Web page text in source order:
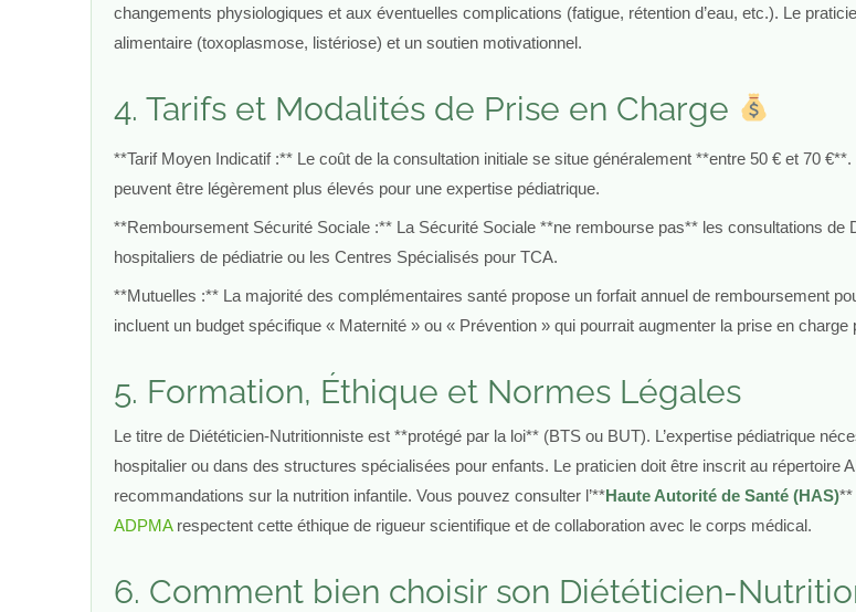
changements physiologiques et aux éventuelles complications (fatigue, rétention d’eau, etc.). Le
alimentaire (toxoplasmose, listériose) et un soutien motivationnel.
4. Tarifs et Modalités de Prise en Charge
**Tarif Moyen Indicatif :** Le coût de la consultation initiale se situe généralement **entre 50 € et 70
peuvent être légèrement plus élevés pour une expertise pédiatrique.
**Remboursement Sécurité Sociale :** La Sécurité Sociale **ne rembourse pas** les consultations
hospitaliers de pédiatrie ou les Centres Spécialisés pour TCA.
**Mutuelles :** La majorité des complémentaires santé propose un forfait annuel de remboursement
incluent un budget spécifique « Maternité » ou « Prévention » qui pourrait augmenter la prise en charge
5. Formation, Éthique et Normes Légales
Le titre de Diététicien-Nutritionniste est **protégé par la loi** (BTS ou BUT). L’expertise pédiatrique
hospitalier ou dans des structures spécialisées pour enfants. Le praticien doit être inscrit au répertoire
recommandations sur la nutrition infantile. Vous pouvez consulter l’**Haute Autorité de Santé (HAS)**
ADPMArespectent cette éthique de rigueur scientifique et de collaboration avec le corps médical.
6. Comment bien choisir son Diététicien-